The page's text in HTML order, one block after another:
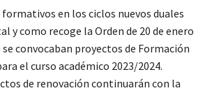
en los ciclos nuevos duales
y como recoge la Orden de 20 de enero
se convocaban proyectos de Formación
el curso académico 2023/2024.
de renovación continuarán con la